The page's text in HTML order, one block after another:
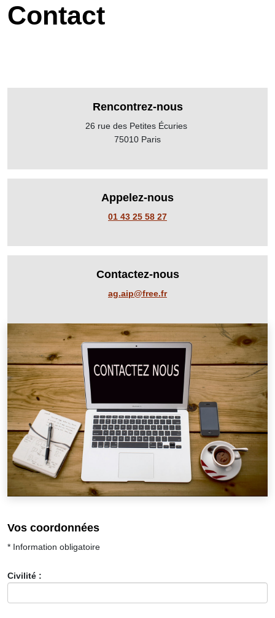
Contact
Rencontrez-nous
26 rue des Petites Écuries
75010 Paris
Appelez-nous
01 43 25 58 27
Contactez-nous
ag.aip@free.fr
Vos coordonnées
* Information obligatoire
Civilité :